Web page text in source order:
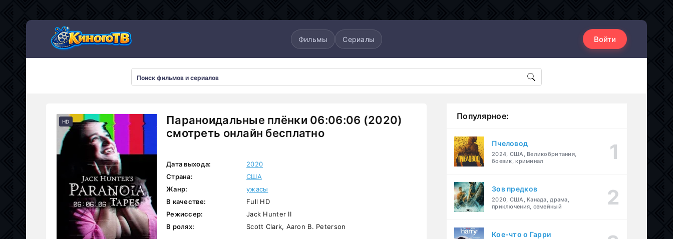
Фильмы Сериалы Войти
Параноидальные плёнки 06:06:06 (2020)
смотреть онлайн бесплатно
HD
Дата выхода:
2020
Страна:
США
Жанр:
ужасы
В качестве:
Full HD
Режиссер:
Jack Hunter II
В ролях:
Scott Clark, Aaron B. Peterson
Популярное:
Пчеловод
2024, США, Великобритания,
боевик, криминал
Зов предков
2020, США, Канада, драма,
приключения, семейный
Кое-что о Гарри